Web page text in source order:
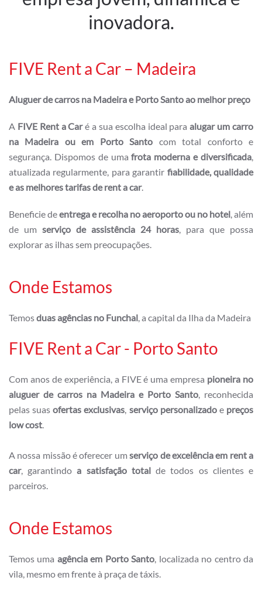
inovadora.
FIVE Rent a Car – Madeira
Aluguer de carros na Madeira e Porto Santo ao melhor preço
A FIVE Rent a Caré a sua escolha ideal paraalugar um carro
na Madeira ou em Porto Santo com total conforto e
segurança. Dispomos de umafrota moderna e diversificada
atualizada regularmente, para garantir fiabilidade, qualidade
e as melhores tarifas de rent a car.
Beneficie deentrega e recolha no aeroporto ou no hotel , além
de um serviço de assistência 24 horas , para que possa
explorar as ilhas sem preocupações.
Onde Estamos
Temosduas agências no Funchal , a capital da Ilha da Madeira
FIVE Rent a Car - Porto Santo
Com anos de experiência, a FIVE é uma empresa pioneira no
aluguer de carros na Madeira e Porto Santo , reconhecida
pelas suasofertas exclusivas serviço personalizadoe preços
low cost
A nossa missão é oferecer umserviço de excelência em rent a
car, garantindoa satisfação totalde todos os clientes e
parceiros.
Onde Estamos
Temos uma agência em Porto Santo , localizada no centro da
vila, mesmo em frente à praça de táxis.